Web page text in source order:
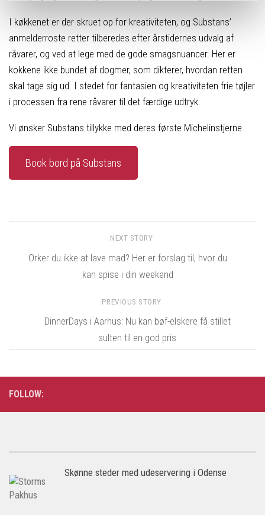
I køkkenet er der skruet op for kreativiteten, og Substans’
anmelderroste retter tilberedes efter årstidernes udvalg af
råvarer, og ved at lege med de gode smagsnuancer. Her er
kokkene ikke bundet af dogmer, som dikterer, hvordan retten
skal tage sig ud. I stedet for fantasien og kreativiteten frie tøjler
i processen fra rene råvarer til det færdige udtryk.
Vi ønsker Substans tillykke med deres første Michelinstjerne.
Book bord på Substans
NEXT STORY
Orker du ikke at lave mad? Her er forslag til, hvor du
kan spise i din weekend
PREVIOUS STORY
DinnerDays i Aarhus: Nu kan bøf-elskere få stillet
sulten til en god pris
FOLLOW:
Skønne steder med udeservering i Odense